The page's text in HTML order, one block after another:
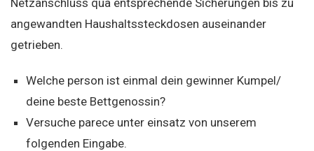
angewandten Haushaltssteckdosen auseinander
getrieben.
Welche person ist einmal dein gewinner Kumpel/
deine beste Bettgenossin?
Versuche parece unter einsatz von unserem
folgenden Eingabe.